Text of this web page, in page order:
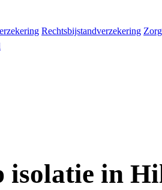
Rechtsbijstandverzekering
isolatie in